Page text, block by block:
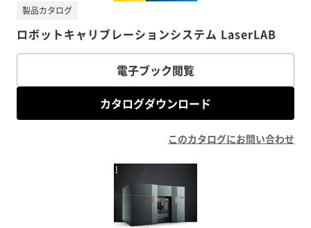
ロボットキャリブレーションシステム LaserLAB
製品カタログ
電子ブック閲覧
カタログダウンロード
このカタログにお問い合わせ